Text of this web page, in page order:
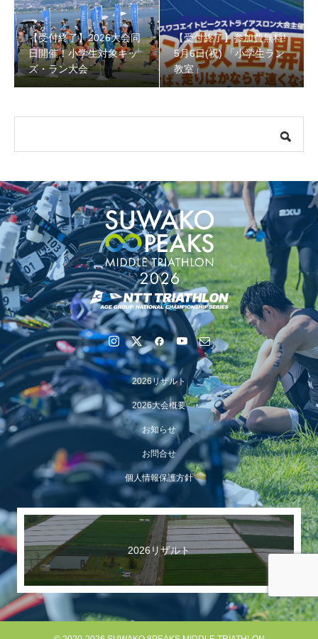
【受付終了】参加費無料! 5月6日(祝) 「小学生ラン教室」
【会議報告】諏訪地域６市町村連絡会議を開催しました
【イベント報告】Luminaオンラインガイドツアーが開催
されました
【受付終了】2026大会同
日開催！小学生対象キッ
ズ・ラン大会
【受付終了】参加費無料!
5月6日(祝) 「小学生ラン
教室」
2026リザルト
2026大会概要
お知らせ
お問合せ
個人情報保護方針
2026リザルト